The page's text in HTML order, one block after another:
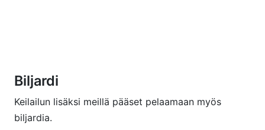
Biljardi
Keilailun lisäksi meillä pääset pelaamaan myös
biljardia.